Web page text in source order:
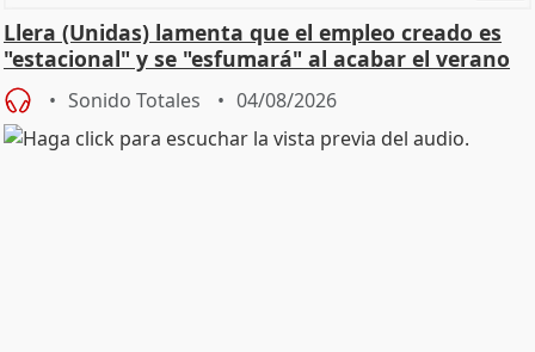
Llera (Unidas) lamenta que el empleo creado es
"estacional" y se "esfumará" al acabar el verano
Sonido Totales 04/08/2026